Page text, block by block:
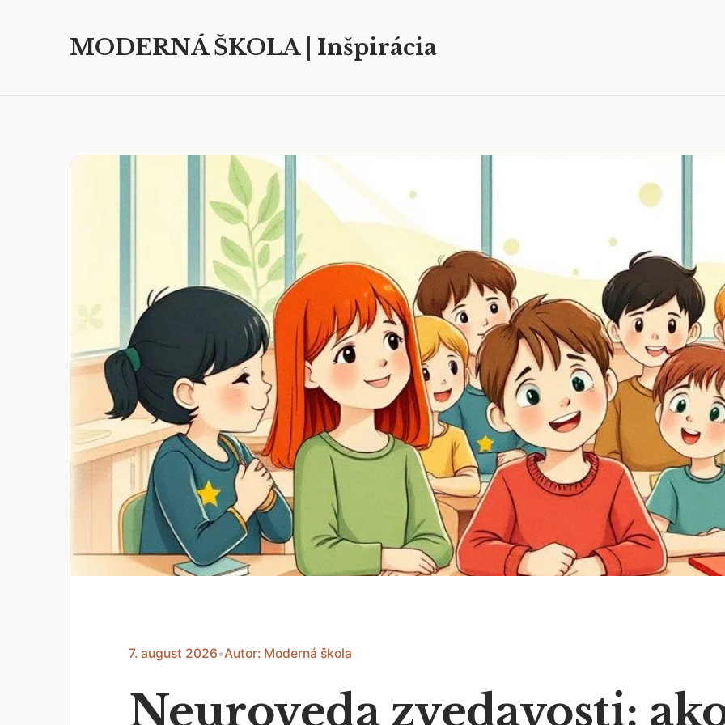
MODERNÁ ŠKOLA | Inšpirácia
7. august 2026•Autor: Moderná škola
Neuroveda zvedavosti: